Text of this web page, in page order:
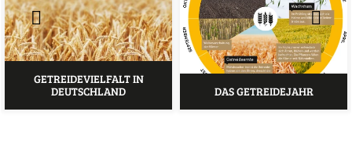
GETREIDEVIELFALT IN
DEUTSCHLAND
DAS GETREIDEJAHR